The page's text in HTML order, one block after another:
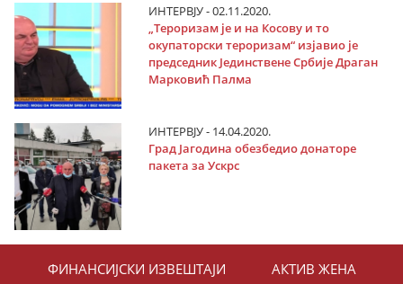
ИНТЕРВЈУ - 02.11.2020.
„Тероризам је и на Косову и то
окупаторски тероризам“ изјавио је
председник Јединствене Србије Драган
Марковић Палма
ИНТЕРВЈУ - 14.04.2020.
Град Јагодина обезбедио донаторе
пакета за Ускрс
ФИНАНСИЈСКИ ИЗВЕШТАЈИ АКТИВ ЖЕНА